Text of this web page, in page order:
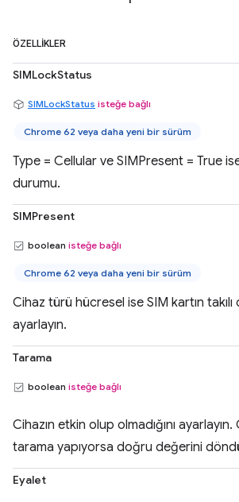
ÖZELLIKLER
SIMLockStatus
SIMLockStatus isteğe bağlı
Chrome 62 veya daha yeni bir sürüm
Type = Cellular ve SIMPresent = True
durumu.
SIMPresent
boolean isteğe bağlı
Chrome 62 veya daha yeni bir sürüm
Cihaz türü hücresel ise SIM kartın
ayarlayın.
Tarama
boolean isteğe bağlı
Cihazın etkin olup olmadığını
tarama yapıyorsa doğru değerini
Eyalet